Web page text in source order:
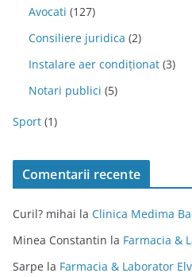
Avocati (127)
Consiliere juridica (2)
Instalare aer condiționat (3)
Notari publici (5)
Sport (1)
Comentarii recente
Curil? mihai la Clinica Medima
Minea Constantin la Farmacia &
Sarpe la Farmacia & Laborator